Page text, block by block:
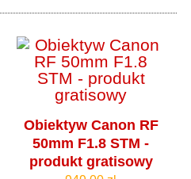
Obiektyw Canon RF
50mm F1.8 STM -
produkt gratisowy